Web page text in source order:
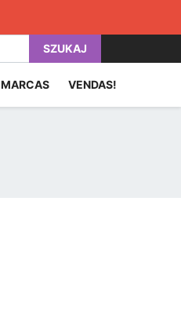
SZUKAJ
MARCAS VENDAS!